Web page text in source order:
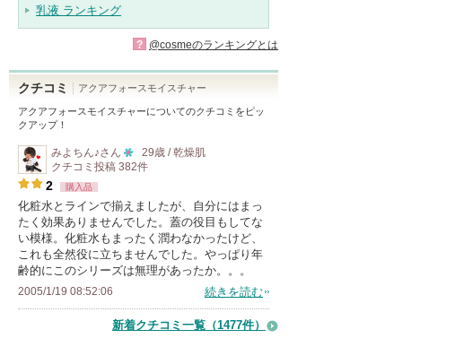
乳液 ランキング
? @cosmeのランキングとは
クチコミ アクアフォースモイスチャー
アクアフォースモイスチャーについてのクチコミをピッ
クアップ！
みよちん♪さん
10
以
上
の
メ
バ
29歳 / 乾燥肌
クチコミ投稿 382件
2 購入品
化粧水とラインで揃えましたが、自分にはまっ
たく効果ありませんでした。蓋の役目もしてな
い模様。化粧水もまったく潤わなかったけど、
これも全然役に立ちませんでした。やっぱり年
齢的にこのシリーズは無理があったか。。。
2005/1/19 08:52:06 続きを読む
新着クチコミ一覧 （1477件）